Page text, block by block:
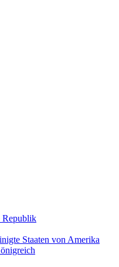
Republik
Staaten von Amerika